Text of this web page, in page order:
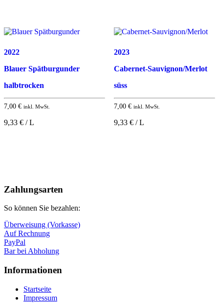
2022
Blauer Spätburgunder
halbtrocken
7,00 € inkl. MwSt.
9,33 € / L
2023
Cabernet-Sauvignon/Merlot
süss
7,00 € inkl. MwSt.
9,33 € / L
oben
Zahlungsarten
So können Sie bezahlen:
Überweisung (Vorkasse)
Auf Rechnung
PayPal
Bar bei Abholung
Informationen
Startseite
Impressum